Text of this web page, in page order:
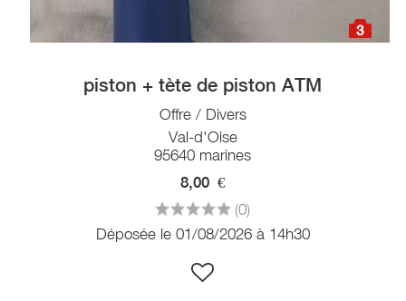
3
piston + tète de piston ATM
Offre / Divers
Val-d'Oise
95640 marines
8,00 €
(0)
Déposée le 01/08/2026 à 14h30